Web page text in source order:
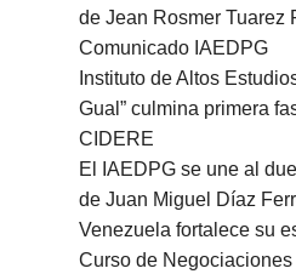
de Jean Rosmer Tuarez
Comunicado IAEDPG
Instituto de Altos
Gual” culmina primera
CIDERE
El IAEDPG se une al
de Juan Miguel Díaz
Venezuela fortalece su
Curso de